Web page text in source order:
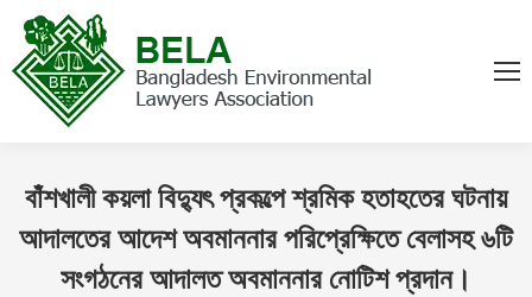
বাঁশখালী কয়লা বিদ্যুৎ প্রকল্পে শ্রমিক হতাহতের ঘটনায়
আদালতের আদেশ অবমাননার পরিপ্রেক্ষিতে বেলাসহ ৬টি
সংগঠনের আদালত অবমাননার নোটিশ প্রদান।